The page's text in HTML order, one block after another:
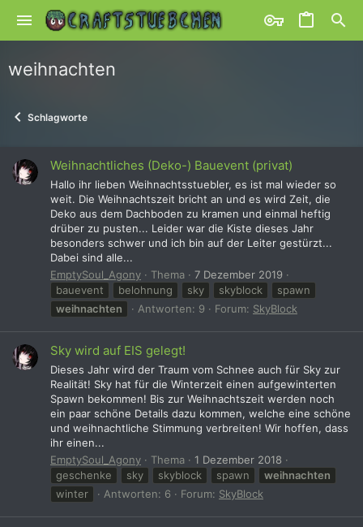
weihnachten
Schlagworte
Weihnachtliches (Deko-) Bauevent (privat)
Hallo ihr lieben Weihnachtsstuebler, es ist mal wieder so
weit. Die Weihnachtszeit bricht an und es wird Zeit, die
Deko aus dem Dachboden zu kramen und einmal heftig
drüber zu pusten... Leider war die Kiste dieses Jahr
besonders schwer und ich bin auf der Leiter gestürzt...
Dabei sind alle...
EmptySoul_Agony
Thema
7 Dezember 2019
bauevent
belohnung sky skyblock
spawn
weihnachten
Antworten: 9 Forum: SkyBlock
Sky wird auf EIS gelegt!
Dieses Jahr wird der Traum vom Schnee auch für Sky zur
Realität! Sky hat für die Winterzeit einen aufgewinterten
Spawn bekommen! Bis zur Weihnachtszeit werden noch
ein paar schöne Details dazu kommen, welche eine schöne
und weihnachtliche Stimmung verbreiten! Wir hoffen, dass
ihr einen...
EmptySoul_Agony
Thema
1 Dezember 2018
geschenke
sky skyblock spawn
weihnachten
winter
Antworten: 6 Forum: SkyBlock